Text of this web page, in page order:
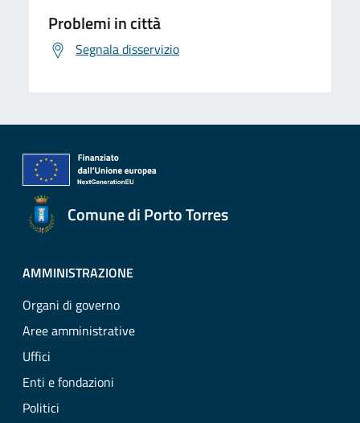
Problemi in città
Segnala disservizio
Comune di Porto Torres
AMMINISTRAZIONE
Organi di governo
Aree amministrative
Uffici
Enti e fondazioni
Politici